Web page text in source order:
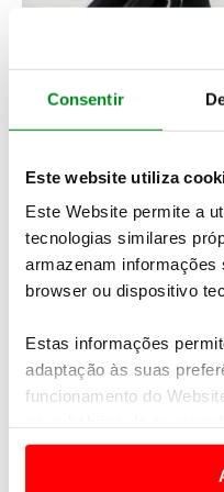
Consentir
Este website utiliza
Este Website permite a
tecnologias similares
armazenam informações
browser ou dispositivo
Estas informações
adaptação às suas
funcionamento do
e anúncios de modo a
Equipado com motores
o Sealion 7 está
kW e acelera de 0 a
versãoExcellence
combina motores
potência total de 390
em apenas 4,5
uma velocidade